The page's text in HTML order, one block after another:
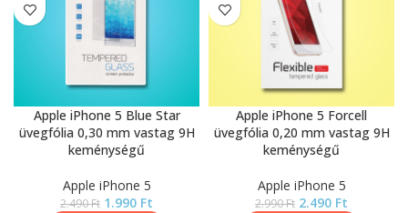
Apple iPhone 5 Blue Star
üvegfólia 0,30 mm vastag 9H
keménységű
Apple iPhone 5
2.490Ft 1.990 Ft
Apple iPhone 5 Forcell
üvegfólia 0,20 mm vastag 9H
keménységű
Apple iPhone 5
2.990Ft 2.490 Ft